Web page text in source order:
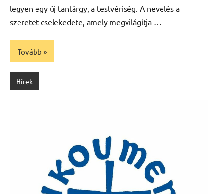
legyen egy új tantárgy, a testvériség. A nevelés a
szeretet cselekedete, amely megvilágítja …
Tovább
Hírek